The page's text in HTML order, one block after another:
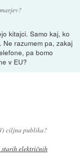
kitajci. Samo kaj, ko
razumem pa, zakaj
pa bomo
v EU?
ciljna publika?
starih električnih